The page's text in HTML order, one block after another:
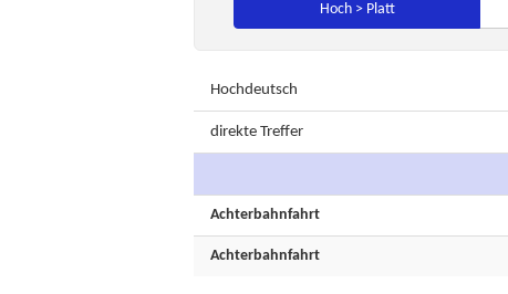
Hoch > Platt
Hochdeutsch
direkte Treffer
Achterbahnfahrt
Achterbahnfahrt